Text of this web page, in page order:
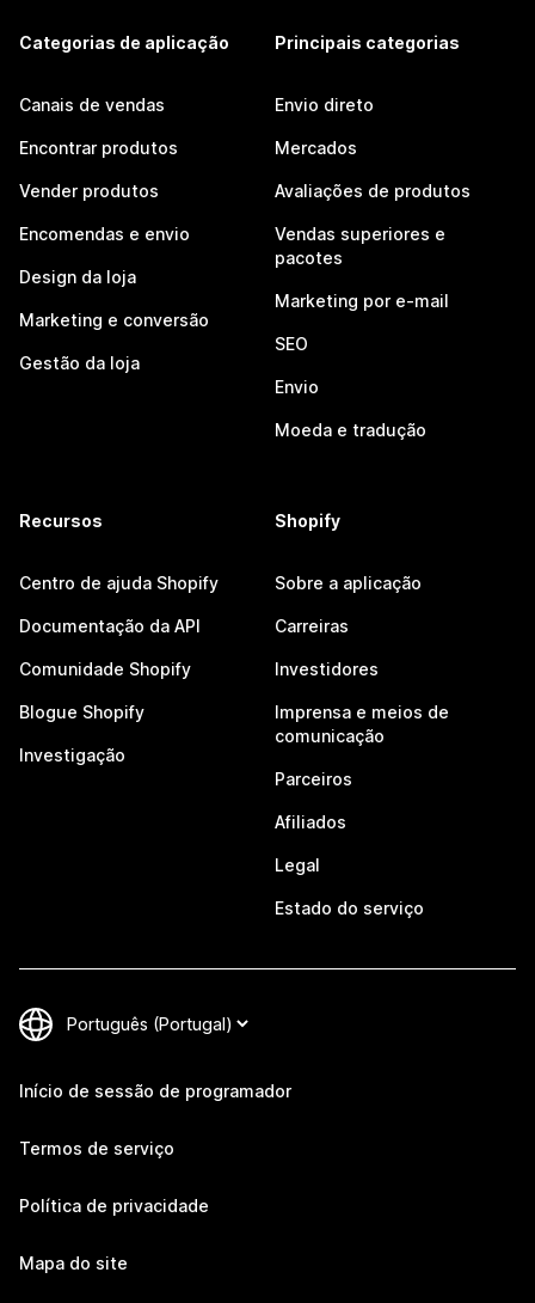
Categorias de aplicação
Canais de vendas
Encontrar produtos
Vender produtos
Encomendas e envio
Design da loja
Marketing e conversão
Gestão da loja
Principais categorias
Envio direto
Mercados
Avaliações de produtos
Vendas superiores e
pacotes
Marketing por e-mail
SEO
Envio
Moeda e tradução
Recursos
Centro de ajuda Shopify
Documentação da API
Comunidade Shopify
Blogue Shopify
Investigação
Shopify
Sobre a aplicação
Carreiras
Investidores
Imprensa e meios de
comunicação
Parceiros
Afiliados
Legal
Estado do serviço
Início de sessão de programador
Termos de serviço
Política de privacidade
Mapa do site